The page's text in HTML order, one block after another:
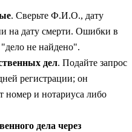
. Сверьте Ф.И.О., дату
на дату смерти. Ошибки в
не найдено".
дел. Подайте запрос
регистрации; он
номер и нотариуса либо
дела через